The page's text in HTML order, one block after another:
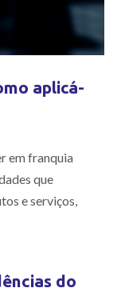
aplicá-
em franquia
que
e serviços,
do